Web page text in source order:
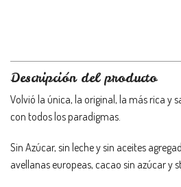
Descripción del producto
Volvió la única, la original, la más rica y
con todos los paradigmas.
Sin Azúcar, sin leche y sin aceites
avellanas europeas, cacao sin azúcar y